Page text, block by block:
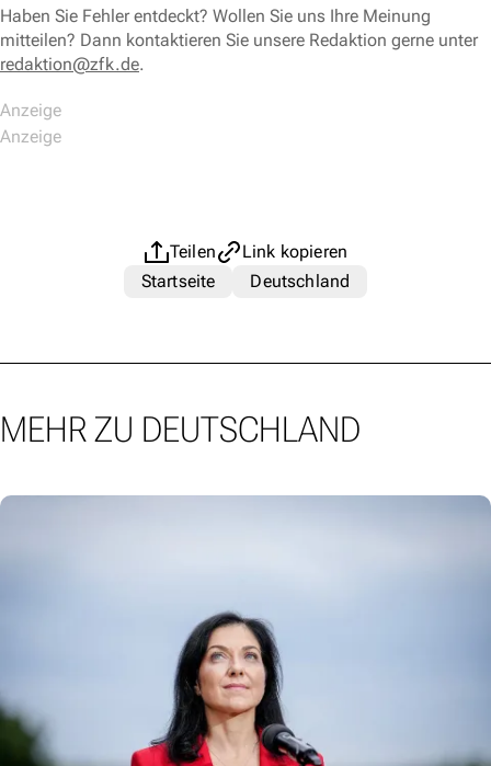
Haben Sie Fehler entdeckt? Wollen Sie uns Ihre Meinung
mitteilen? Dann kontaktieren Sie unsere Redaktion gerne unter
redaktion@zfk.de.
Teilen
Link kopieren
Startseite
Deutschland
MEHR ZU DEUTSCHLAND